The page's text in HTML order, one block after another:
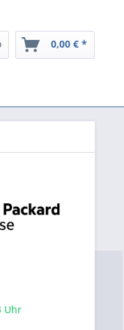
0,00 € *
Uhr